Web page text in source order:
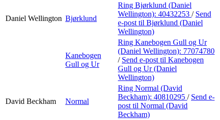
Daniel Wellington Bjørklund
Ring Bjørklund (Daniel
Wellington): 40432253 / Send
e-post til Bjørklund (Daniel
Wellington)
Kanebogen
Gull og Ur
Ring Kanebogen Gull og Ur
(Daniel Wellington): 77074780
/ Send e-post til Kanebogen
Gull og Ur (Daniel
Wellington)
David Beckham Normal
Ring Normal (David
Beckham): 40810295 / Send e-
post til Normal (David
Beckham)